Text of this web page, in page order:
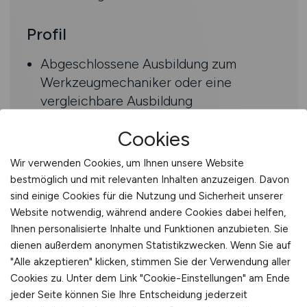
Profil
Abgeschlossene Ausbildung zum
Werkzeugmechaniker oder eine
vergleichbare Ausbildung
idealerweise im Kunststoffformenbau
Hohes Interesse bzw. Erfahrung im Bau
und Abstimmen von Spritzgussformen
für Kleinteile
Sicher in der Bedienung von
konventionellen Werkzeugmaschinen
Benefits
Mögliche Übernahme in Festanstellung
Cookies
Wir verwenden Cookies, um Ihnen unsere Website
bestmöglich und mit relevanten Inhalten anzuzeigen. Davon
sind einige Cookies für die Nutzung und Sicherheit unserer
Website notwendig, während andere Cookies dabei helfen,
Ihnen personalisierte Inhalte und Funktionen anzubieten. Sie
dienen außerdem anonymen Statistikzwecken. Wenn Sie auf
"Alle akzeptieren" klicken, stimmen Sie der Verwendung aller
Cookies zu. Unter dem Link "Cookie-Einstellungen" am Ende
jeder Seite können Sie Ihre Entscheidung jederzeit